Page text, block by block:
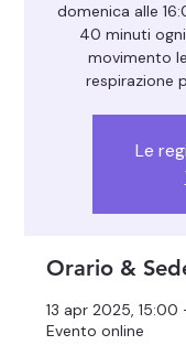
domenica alle
40 minuti
movimento
respirazione
Le
Orario &
13 apr 2025, 15:00
Evento online